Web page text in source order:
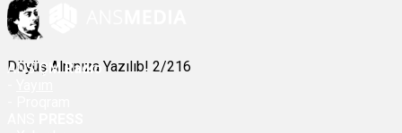
Döyüş Alnınıza Yazılıb! 2/216
ANSÇM Radio